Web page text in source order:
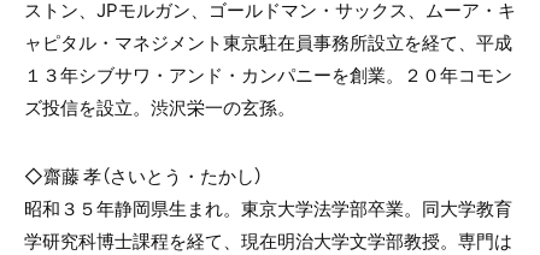
ストン、 JPモルガン、ゴールドマン・サックス、ムーア・キ
ャピタル・マネジメント東京駐在員事務所設立を経て、平成
１３年シブサワ・アンド・カンパニーを創業。２０年コモン
ズ投信を設立。渋沢栄一の玄孫。
◇齋藤 孝（さいとう・たかし）
昭和３５年静岡県生まれ。東京大学法学部卒業。同大学教育
学研究科博士課程を経て、現在明治大学文学部教授。専門は